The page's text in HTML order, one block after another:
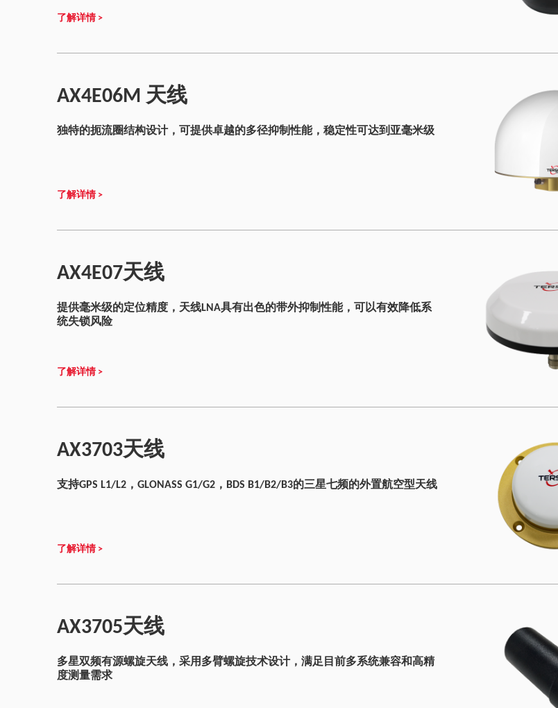
了解详情 >
AX4E06M 天线
独特的扼流圈结构设计，可提供卓越的多径抑制性能，稳定性可达到亚毫米级
了解详情 >
AX4E07天线
提供毫米级的定位精度，天线LNA具有出色的带外抑制性能，可以有效降低系
统失锁风险
了解详情 >
AX3703天线
支持GPS L1/L2，GLONASS G1/G2，BDS B1/B2/B3的三星七频的外置航空型天线
了解详情 >
AX3705天线
多星双频有源螺旋天线，采用多臂螺旋技术设计，满足目前多系统兼容和高精
度测量需求